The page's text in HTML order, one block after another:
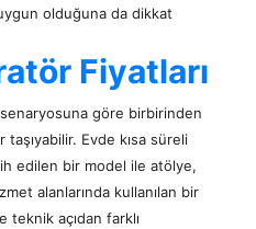
olduğuna da dikkat
Fiyatları
senaryosuna göre birbirinden
Evde kısa süreli
edilen bir model ile atölye,
alanlarında kullanılan bir
teknik açıdan farklı